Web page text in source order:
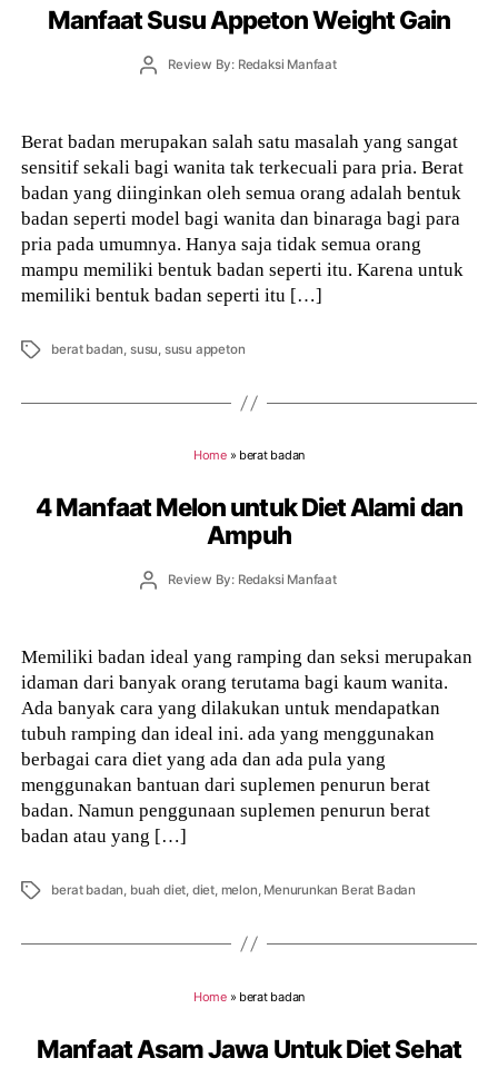
Manfaat Susu Appeton Weight Gain
PostReview By: Redaksi Manfaat
Berat badan merupakan salah satu masalah yang sangat
sensitif sekali bagi wanita tak terkecuali para pria. Berat
badan yang diinginkan oleh semua orang adalah bentuk
badan seperti model bagi wanita dan binaraga bagi para
pria pada umumnya. Hanya saja tidak semua orang
mampu memiliki bentuk badan seperti itu. Karena untuk
memiliki bentuk badan seperti itu […]
Tags berat badan, susu, susu appeton
Home» berat badan
4 Manfaat Melon untuk Diet Alami dan
Ampuh
PostReview By: Redaksi Manfaat
Memiliki badan ideal yang ramping dan seksi merupakan
idaman dari banyak orang terutama bagi kaum wanita.
Ada banyak cara yang dilakukan untuk mendapatkan
tubuh ramping dan ideal ini. ada yang menggunakan
berbagai cara diet yang ada dan ada pula yang
menggunakan bantuan dari suplemen penurun berat
badan. Namun penggunaan suplemen penurun berat
badan atau yang […]
Tags berat badan, buah diet, diet, melon, Menurunkan Berat Badan
Home» berat badan
Manfaat Asam Jawa Untuk Diet Sehat